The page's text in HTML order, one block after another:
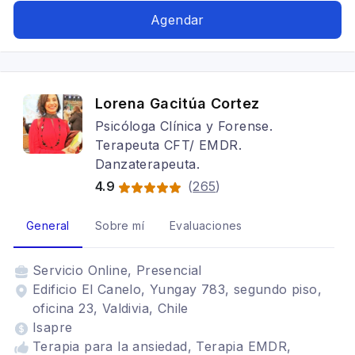
Agendar
Lorena Gacitúa Cortez
Psicóloga Clínica y Forense.
Terapeuta CFT/ EMDR.
Danzaterapeuta.
4.9
(265)
General Sobre mí Evaluaciones
Servicio Online, Presencial
Edificio El Canelo, Yungay 783, segundo piso,
oficina 23, Valdivia, Chile
Isapre
Terapia para la ansiedad, Terapia EMDR,